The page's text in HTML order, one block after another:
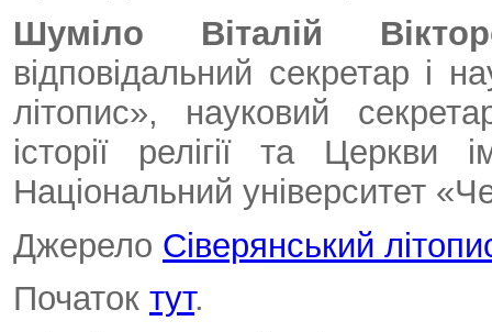
Шуміло Віталій
відповідальний секретар і
літопис», науковий
історії релігії та Церкви
Національний університет
Джерело Сіверянський
Початок тут.